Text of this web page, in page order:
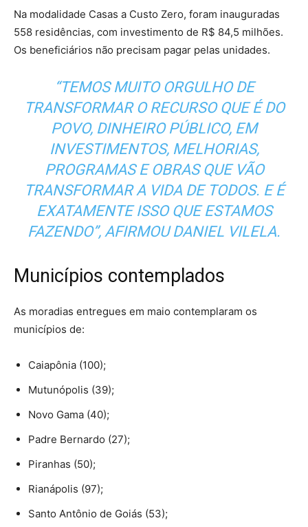
Na modalidade Casas a Custo Zero, foram inauguradas
558 residências, com investimento de R$ 84,5 milhões.
Os beneficiários não precisam pagar pelas unidades.
“TEMOS MUITO ORGULHO DE
TRANSFORMAR O RECURSO QUE É DO
POVO, DINHEIRO PÚBLICO, EM
INVESTIMENTOS, MELHORIAS,
PROGRAMAS E OBRAS QUE VÃO
TRANSFORMAR A VIDA DE TODOS. E É
EXATAMENTE ISSO QUE ESTAMOS
FAZENDO”, AFIRMOU DANIEL VILELA.
Municípios contemplados
As moradias entregues em maio contemplaram os
municípios de:
Caiapônia (100);
Mutunópolis (39);
Novo Gama (40);
Padre Bernardo (27);
Piranhas (50);
Rianápolis (97);
Santo Antônio de Goiás (53);